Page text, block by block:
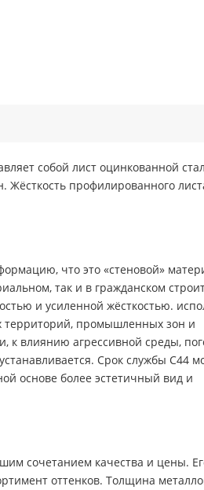
собой лист оцинкованной
Жёсткость профилированного
что это «стеновой»
так и в гражданском
и усиленной жёсткостью.
территорий, промышленных зон и
к влиянию агрессивной среды,
Срок службы С44
основе более эстетичный вид и
сочетанием качества и цены.
оттенков. Толщина